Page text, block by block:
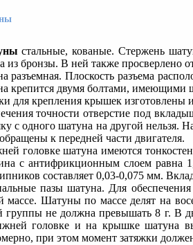
стальные, кованые. Стержень
из бронзы. В ней также просверлено
разъемная. Плоскость разъема
крепится двумя болтами, имеющими
для крепления крышек изготовлены
точности отверстие под
с одного шатуна на другой нельзя.
к передней части двигателя.
головке шатуна имеются
с антифрикционным слоем равна
составляет 0,03-0,075 мм.
пазы шатуна. Для
массе. Шатуны по массе делят на
группы не должна превышать 8 г. В
головке и на крышке шатуна
при этом момент затяжки